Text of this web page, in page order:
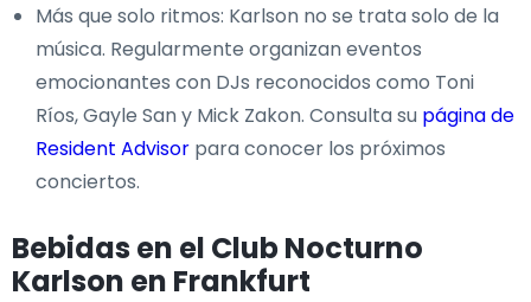
Más que solo ritmos: Karlson no se trata solo de la
música. Regularmente organizan eventos
emocionantes con DJs reconocidos como Toni
Ríos, Gayle San y Mick Zakon. Consulta su página de
Resident Advisor para conocer los próximos
conciertos.
Bebidas en el Club Nocturno
Karlson en Frankfurt